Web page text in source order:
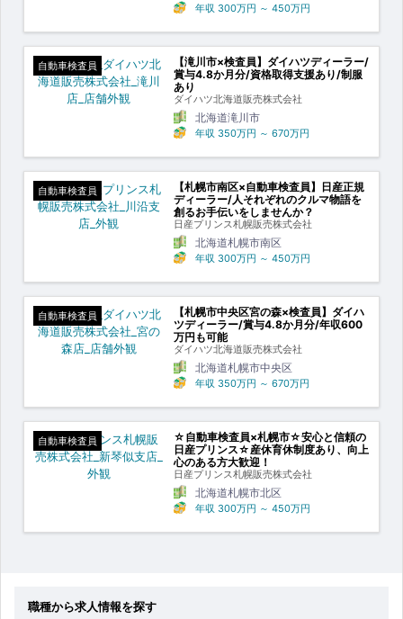
年収 300万円 ～ 450万円
自動車検査員
【滝川市×検査員】ダイハツディーラー/
賞与4.8か月分/資格取得支援あり/制服
あり
ダイハツ北海道販売株式会社
北海道滝川市
年収 350万円 ～ 670万円
自動車検査員
【札幌市南区×自動車検査員】日産正規
ディーラー/人それぞれのクルマ物語を
創るお手伝いをしませんか？
日産プリンス札幌販売株式会社
北海道札幌市南区
年収 300万円 ～ 450万円
自動車検査員
【札幌市中央区宮の森×検査員】ダイハ
ツディーラー/賞与4.8か月分/年収600
万円も可能
ダイハツ北海道販売株式会社
北海道札幌市中央区
年収 350万円 ～ 670万円
自動車検査員
☆自動車検査員×札幌市☆安心と信頼の
日産プリンス☆産休育休制度あり、向上
心のある方大歓迎！
日産プリンス札幌販売株式会社
北海道札幌市北区
年収 300万円 ～ 450万円
職種から求人情報を探す